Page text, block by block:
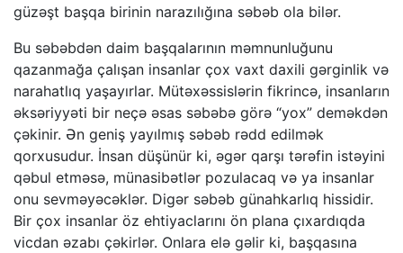
güzəşt başqa birinin narazılığına səbəb ola bilər.
Bu səbəbdən daim başqalarının məmnunluğunu
qazanmağa çalışan insanlar çox vaxt daxili gərginlik və
narahatlıq yaşayırlar. Mütəxəssislərin fikrincə, insanların
əksəriyyəti bir neçə əsas səbəbə görə “yox” deməkdən
çəkinir. Ən geniş yayılmış səbəb rədd edilmək
qorxusudur. İnsan düşünür ki, əgər qarşı tərəfin istəyini
qəbul etməsə, münasibətlər pozulacaq və ya insanlar
onu sevməyəcəklər. Digər səbəb günahkarlıq hissidir.
Bir çox insanlar öz ehtiyaclarını ön plana çıxardıqda
vicdan əzabı çəkirlər. Onlara elə gəlir ki, başqasına